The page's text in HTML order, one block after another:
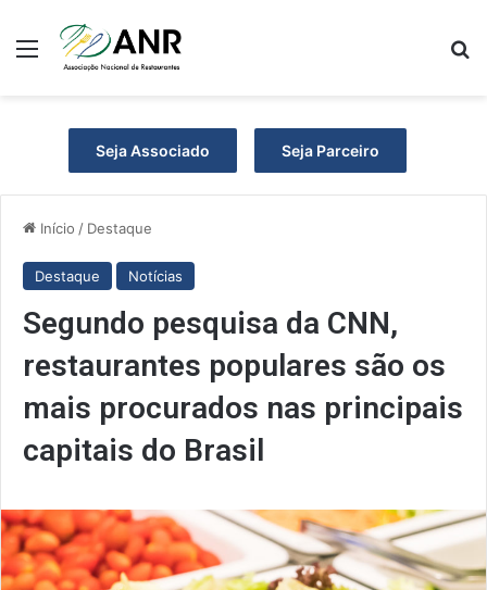
Menu
Seja Associado Seja Parceiro
Início / Destaque
Destaque Notícias
Segundo pesquisa da CNN,
restaurantes populares são os
mais procurados nas principais
capitais do Brasil